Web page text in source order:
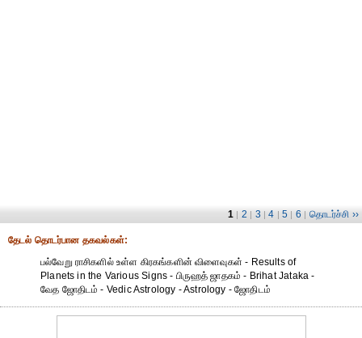
1 | 2 | 3 | 4 | 5 | 6 | தொடர்ச்சி ››
தேட‌ல் தொட‌ர்பான தகவ‌ல்க‌ள்:
பல்வேறு ராசிகளில் உள்ள கிரகங்களின் விளைவுகள் - Results of
Planets in the Various Signs - பிருஹத் ஜாதகம் - Brihat Jataka -
வேத ஜோதிடம் - Vedic Astrology - Astrology - ஜோதிடம்